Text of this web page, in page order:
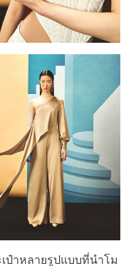
ป๋าหลายรูปแบบที่นำโม